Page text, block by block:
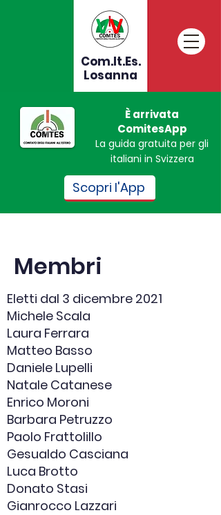
Com.It.Es.
Losanna
È arrivata
ComitesApp
La guida gratuita per gli
italiani in Svizzera
Scopri l'App
Membri
Eletti dal 3 dicembre 2021
Michele Scala
Laura Ferrara
Matteo Basso
Daniele Lupelli
Natale Catanese
Enrico Moroni
Barbara Petruzzo
Paolo Frattolillo
Gesualdo Casciana
Luca Brotto
Donato Stasi
Gianrocco Lazzari